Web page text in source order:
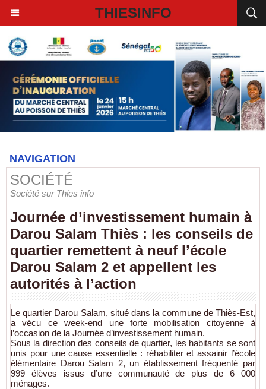
THIESINFO
NAVIGATION
SOCIÉTÉ
Société sur Thies info
Journée d’investissement humain à
Darou Salam Thiès : les conseils de
quartier remettent à neuf l’école
Darou Salam 2 et appellent les
autorités à l’action
Le quartier Darou Salam, situé dans la commune de Thiès-Est,
a vécu ce week-end une forte mobilisation citoyenne à
l’occasion de la Journée d’investissement humain.
Sous la direction des conseils de quartier, les habitants se sont
unis pour une cause essentielle : réhabiliter et assainir l’école
élémentaire Darou Salam 2, un établissement fréquenté par
999 élèves issus d’une communauté de plus de 6 000
ménages.